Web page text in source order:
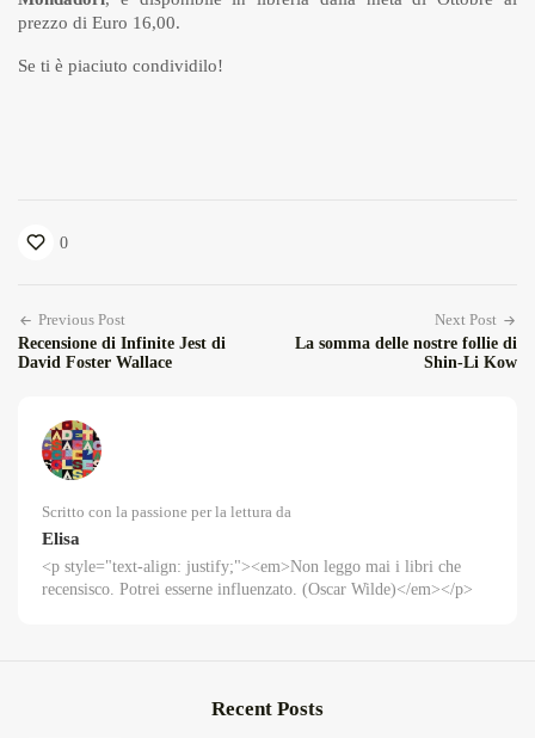
prezzo di Euro 16,00.
Se ti è piaciuto condividilo!
0
Previous Post
Recensione di Infinite Jest di
David Foster Wallace
Next Post
La somma delle nostre follie di
Shin-Li Kow
Scritto con la passione per la lettura da
Elisa
<p style="text-align: justify;"><em>Non leggo mai i libri che
recensisco. Potrei esserne influenzato. (Oscar Wilde)</em></p>
Recent Posts